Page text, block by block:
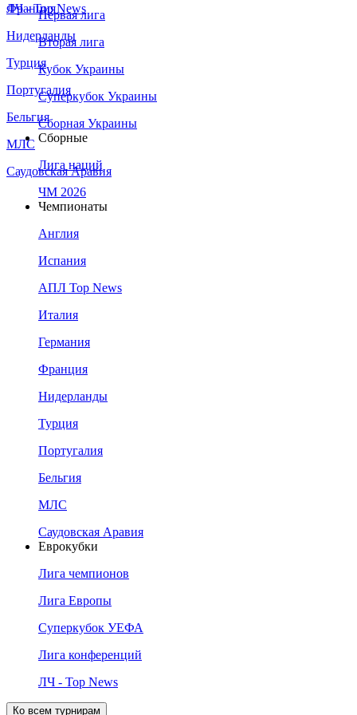
Франция
Нидерланды
Турция
Португалия
Бельгия
МЛС
Саудовская Аравия
ЛЧ - Top News
Первая лига
Вторая лига
Кубок Украины
Суперкубок Украины
Сборная Украины
Сборные
Лига наций
ЧМ 2026
Чемпионаты
Англия
Испания
АПЛ Top News
Италия
Германия
Франция
Нидерланды
Турция
Португалия
Бельгия
МЛС
Саудовская Аравия
Еврокубки
Лига чемпионов
Лига Европы
Суперкубок УЕФА
Лига конференций
ЛЧ - Top News
Ко всем турнирам